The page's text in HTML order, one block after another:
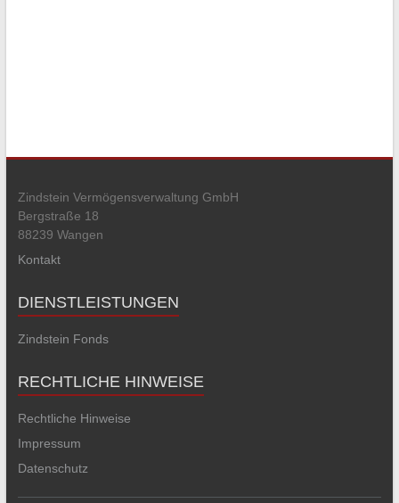
Zindstein Vermögensverwaltung GmbH
Bergstraße 18
88239 Wangen
Kontakt
DIENSTLEISTUNGEN
Zindstein Fonds
RECHTLICHE HINWEISE
Rechtliche Hinweise
Impressum
Datenschutz